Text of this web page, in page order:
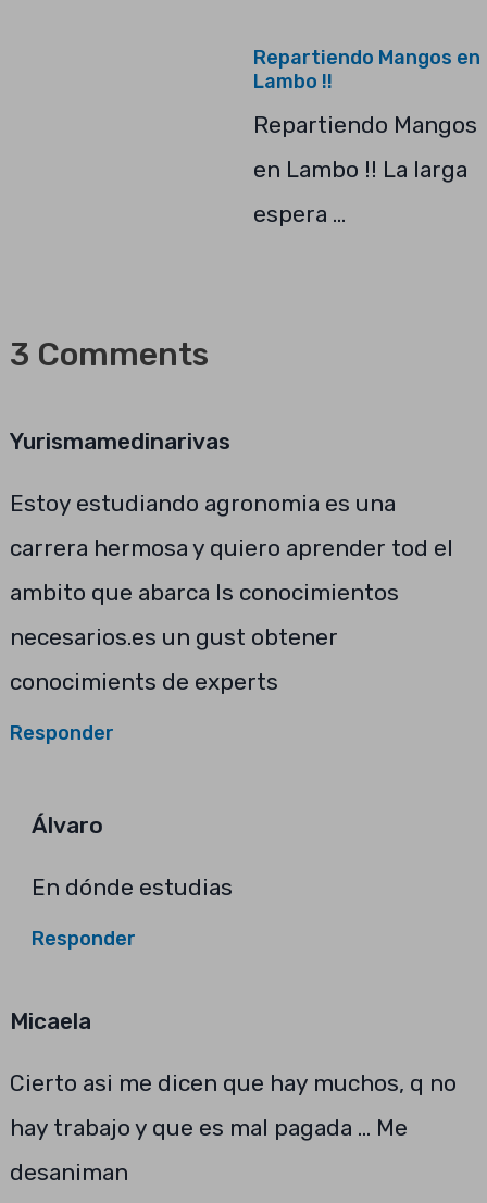
Repartiendo Mangos en
Lambo !!
Repartiendo Mangos
en Lambo !! La larga
espera …
3 Comments
Yurismamedinarivas
Estoy estudiando agronomia es una
carrera hermosa y quiero aprender tod el
ambito que abarca ls conocimientos
necesarios.es un gust obtener
conocimients de experts
Responder
Álvaro
En dónde estudias
Responder
Micaela
Cierto asi me dicen que hay muchos, q no
hay trabajo y que es mal pagada … Me
desaniman